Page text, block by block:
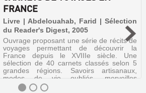
FRANCE
Livre | Abdelouahab, Farid | Sélection
du Reader's Digest, 2005
Ouvrage proposant une série de récits de
voyages permettant de découvrir la
France depuis le XVIIIe siècle. Une
sélection de 40 carnets classés selon 5
grandes régions. Savoirs artisanaux,
modes de vie oubliés, merveilles
architec...